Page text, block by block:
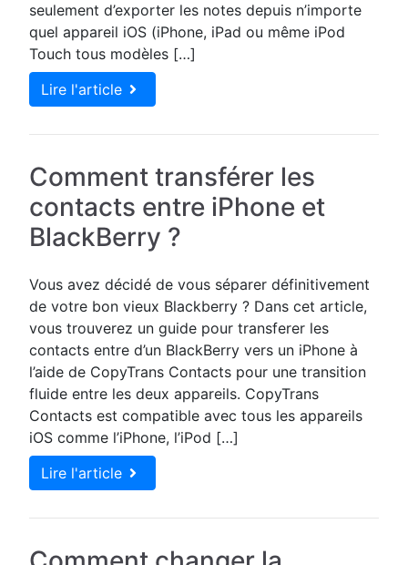
seulement d’exporter les notes depuis n’importe
quel appareil iOS (iPhone, iPad ou même iPod
Touch tous modèles […]
Lire l'article
Comment transférer les
contacts entre iPhone et
BlackBerry ?
Vous avez décidé de vous séparer définitivement
de votre bon vieux Blackberry ? Dans cet article,
vous trouverez un guide pour transferer les
contacts entre d’un BlackBerry vers un iPhone à
l’aide de CopyTrans Contacts pour une transition
fluide entre les deux appareils. CopyTrans
Contacts est compatible avec tous les appareils
iOS comme l’iPhone, l’iPod […]
Lire l'article